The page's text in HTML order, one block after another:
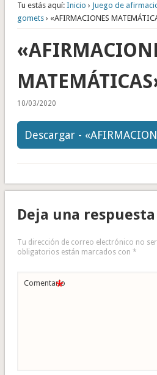
Tu estás aquí: Inicio › Juego de
gomets› «AFIRMACIONES
10/03/2020
Descargar -
Deja una respuesta
Tu dirección de correo electrónico no
obligatorios están marcados con *
Comentario
*